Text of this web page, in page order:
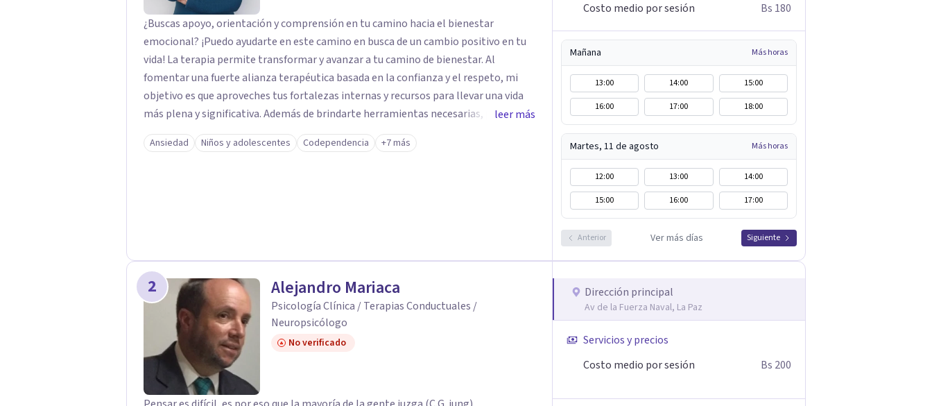
¿Buscas apoyo, orientación y comprensión en tu camino hacia el bienestar
emocional? ¡Puedo ayudarte en este camino en busca de un cambio positivo en tu
vida! La terapia permite transformar y avanzar a tu camino de bienestar. Al
fomentar una fuerte alianza terapéutica basada en la confianza y el respeto, mi
objetivo es que aproveches tus fortalezas internas y recursos para llevar una vida
más plena y significativa. Además de brindarte herramientas necesarias, para
hacerle frente de manera más positiva y eficaz a los retos del día a día. ¡Da el primer
paso hacia un cambio positivo hoy mismo! Contáctame para programar una
leer más
Ansiedad Niños y adolescentes Codependencia +7 más
Costo medio por sesión
Bs 180
Mañana Más horas
13:00 14:00
15:00
16:00
17:00 18:00
Martes, 11 de agosto Más horas
12:00 13:00
14:00
15:00
16:00 17:00
Anterior Ver más días Siguiente
2 Alejandro Mariaca
Psicología Clínica / Terapias Conductuales /
Neuropsicólogo
No verificado
Dirección principal
Av de la Fuerza Naval, La Paz
Servicios y precios
Costo medio por sesión
Bs 200